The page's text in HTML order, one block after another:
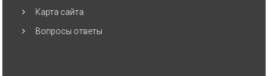
Карта сайта
Вопросы ответы